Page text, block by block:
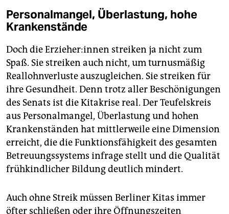
Personalmangel, Überlastung, hohe
Krankenstände
Doch die Er­zie­he­r:in­nen streiken ja nicht zum
Spaß. Sie streiken auch nicht, um turnusmäßig
Reallohnverluste auszugleichen. Sie streiken für
ihre Gesundheit. Denn trotz aller Beschönigungen
des Senats ist die Kitakrise real. Der Teufelskreis
aus Personalmangel, Überlastung und hohen
Krankenständen hat mittlerweile eine Dimension
erreicht, die die Funktionsfähigkeit des gesamten
Betreuungssystems infrage stellt und die Qualität
frühkindlicher Bildung deutlich mindert.
Auch ohne Streik müssen Berliner Kitas immer
öfter schließen oder ihre Öffnungszeiten